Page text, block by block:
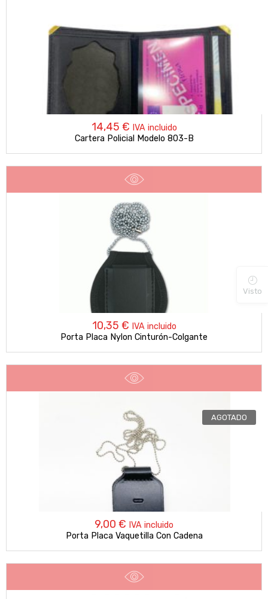
14,45 € IVA incluido
Cartera Policial Modelo 803-B
10,35 € IVA incluido
Porta Placa Nylon Cinturón-Colgante
AGOTADO
9,00 € IVA incluido
Porta Placa Vaquetilla Con Cadena
Visto